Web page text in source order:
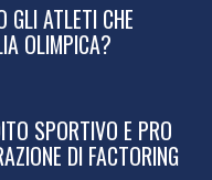
GLI ATLETI CHE
OLIMPICA?
SPORTIVO E PRO
DI FACTORING